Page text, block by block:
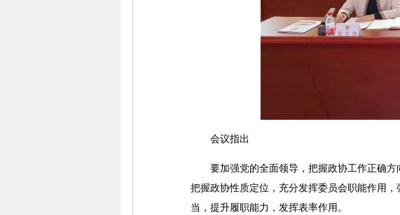
会议指出
要加强党的全面领导，把握政协工作正确方
把握政协性质定位，充分发挥委员会职能作用
当，提升履职能力，发挥表率作用。